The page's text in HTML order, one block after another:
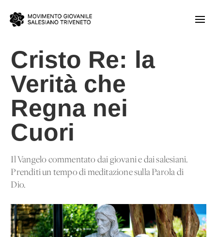
Cristo Re: la
Verità che
Regna nei
Cuori
Il Vangelo commentato dai giovani e dai salesiani.
Prenditi un tempo di meditazione sulla Parola di
Dio.